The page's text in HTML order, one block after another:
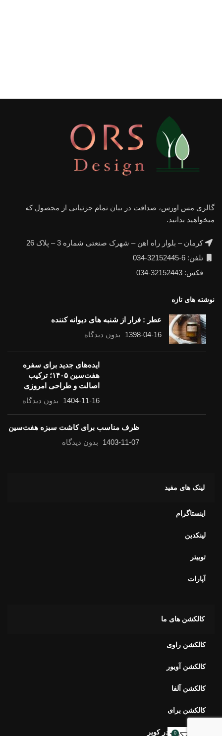
گالری مس اورس، صداقت در بیان تمام جزئیاتی از مجصول که
میخواهید بدانید.
کرمان – بلوار راه اهن – شهرک صنعتی شماره 3 – پلاک 26
تلفن: 6-32152445-034
فکس: 32152443-034
نوشته های تازه
عطر : فرار از شنبه های دیوانه کننده
1398-04-16
بدون دیدگاه
ایده‌های جدید برای سفره
هفت‌سین ۱۴۰۵؛ ترکیب
اصالت و طراحی امروزی
1404-11-16
بدون دیدگاه
ظرف مناسب برای کاشت سبزه هفت‌سین
1403-11-07
بدون دیدگاه
لینک های مفید
اینستاگرام
لینکدین
توییتر
آپارات
کالکشن های ما
کالکشن راوی
کالکشن آویور
کالکشن آلفا
کالکشن برای
کالکشن بهار در کویر
0